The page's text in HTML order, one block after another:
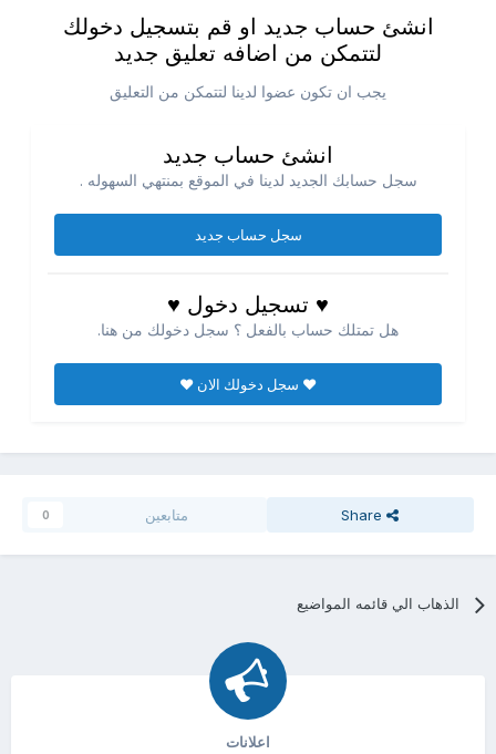
انشئ حساب جديد او قم بتسجيل دخولك
لتتمكن من اضافه تعليق جديد
يجب ان تكون عضوا لدينا لتتمكن من التعليق
انشئ حساب جديد
سجل حسابك الجديد لدينا في الموقع بمنتهي السهوله .
سجل حساب جديد
♥ تسجيل دخول ♥
هل تمتلك حساب بالفعل ؟ سجل دخولك من هنا.
♥ سجل دخولك الان ♥
Share متابعين 0
الذهاب الي قائمه المواضيع
اعلانات